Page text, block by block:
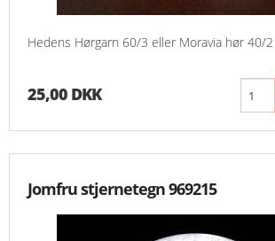
Hedens Hørgarn 60/3 eller Moravia hør 40/2
25,00 DKK
Jomfru stjernetegn 969215